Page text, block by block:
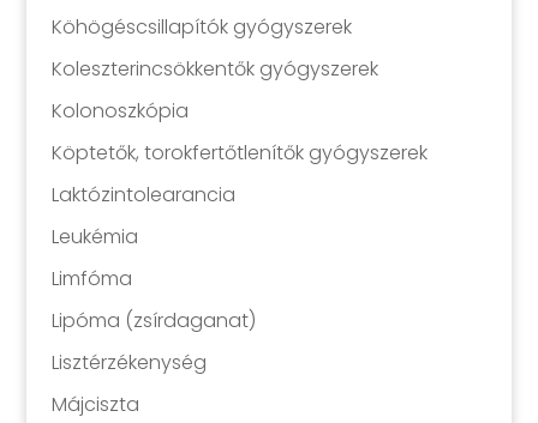
Köhögéscsillapítók gyógyszerek
Koleszterincsökkentők gyógyszerek
Kolonoszkópia
Köptetők, torokfertőtlenítők gyógyszerek
Laktózintolearancia
Leukémia
Limfóma
Lipóma (zsírdaganat)
Lisztérzékenység
Májciszta